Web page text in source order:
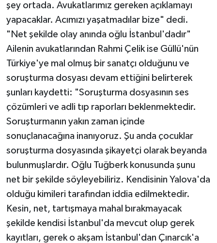
şey ortada. Avukatlarımız gereken açıklamayı
yapacaklar. Acımızı yaşatmadılar bize" dedi.
"Net şekilde olay anında oğlu İstanbul'dadır"
Ailenin avukatlarından Rahmi Çelik ise Güllü'nün
Türkiye'ye mal olmuş bir sanatçı olduğunu ve
soruşturma dosyası devam ettiğini belirterek
şunları kaydetti: "Soruşturma dosyasının ses
çözümleri ve adli tıp raporları beklenmektedir.
Soruşturmanın yakın zaman içinde
sonuçlanacağına inanıyoruz. Şu anda çocuklar
soruşturma dosyasında şikayetçi olarak beyanda
bulunmuşlardır. Oğlu Tuğberk konusunda şunu
net bir şekilde söyleyebiliriz. Kendisinin Yalova'da
olduğu kimileri tarafından iddia edilmektedir.
Kesin, net, tartışmaya mahal bırakmayacak
şekilde kendisi İstanbul'da mevcut olup gerek
kayıtları, gerek o akşam İstanbul'dan Çınarcık'a